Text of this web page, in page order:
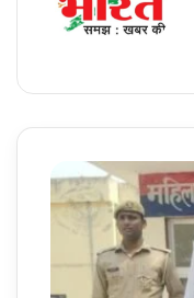
आसपुर